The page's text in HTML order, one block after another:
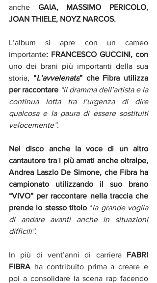
anche GAIA, MASSIMO PERICOLO,
JOAN THIELE, NOYZ NARCOS.
L’album si apre con un cameo
importante
uno dei brani più importanti della sua
storia, “L’avvelenata” che Fibra utilizza
per raccontare “il dramma dell’artista e la
continua lotta tra l’urgenza di dire
qualcosa e la paura di essere sostituiti
velocemente”.
Nel disco anche la voce di un altro
cantautore tra i più amati anche oltralpe,
Andrea Laszlo De Simone, che Fibra ha
campionato utilizzando il suo brano
“VIVO” per raccontare nella traccia che
prende lo stesso titolo “la grande voglia
di andare avanti anche in situazioni
difficili”.
In più di vent’anni di carriera FABRI
FIBRA ha contribuito prima a creare e
poi a consolidare la scena rap facendo